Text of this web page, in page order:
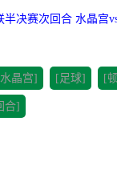
半决赛次回合 水晶宫
晶宫] [足球] [
合]